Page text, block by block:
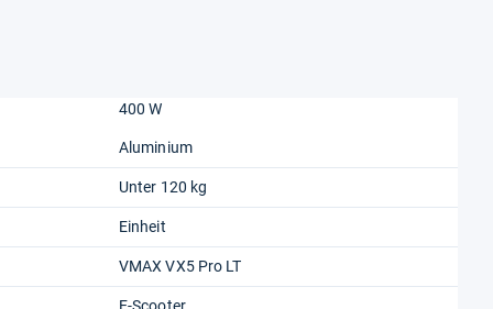
400 W
Aluminium
Unter 120 kg
Einheit
VMAX VX5 Pro LT
E-Scooter